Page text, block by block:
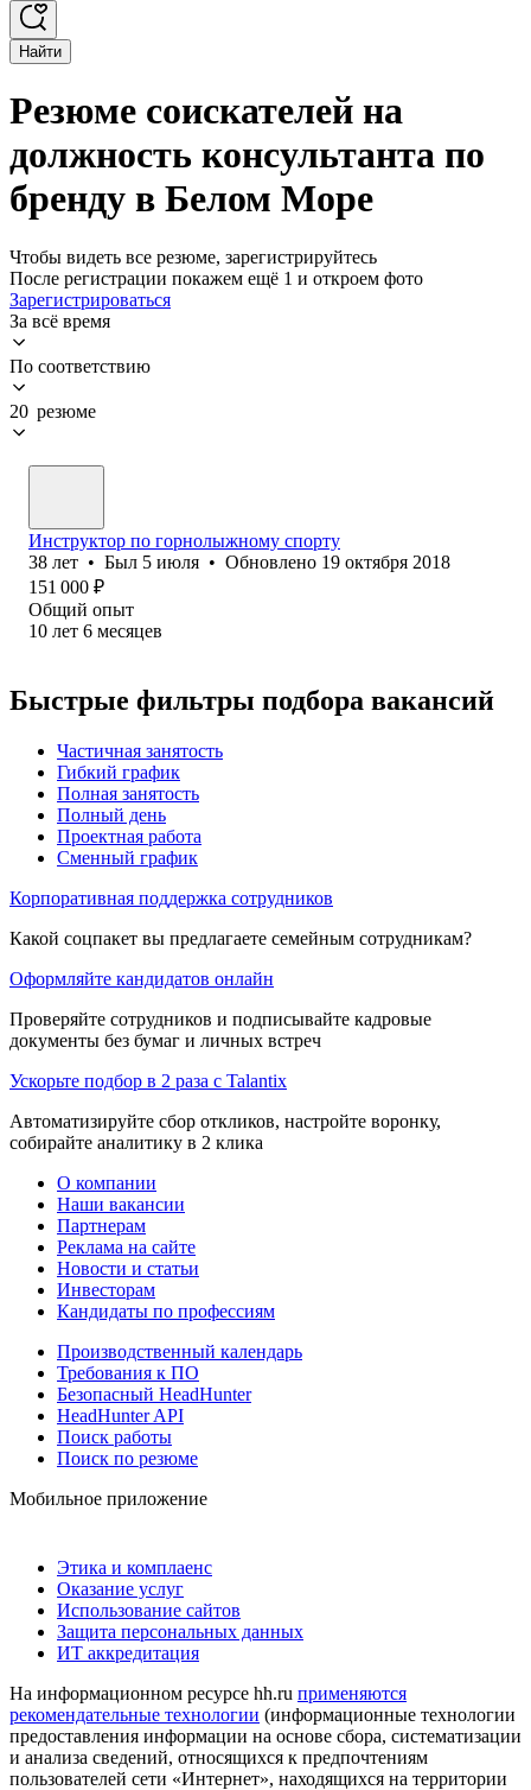
Найти
Резюме соискателей на
должность консультанта по
бренду в Белом Море
Чтобы видеть все резюме, зарегистрируйтесь
После регистрации покажем ещё 1 и откроем фото
Зарегистрироваться
За всё время
По соответствию
20 резюме
Инструктор по горнолыжному спорту
38 лет • Был 5 июля • Обновлено 19 октября 2018
151 000 ₽
Общий опыт
10 лет 6 месяцев
Быстрые фильтры подбора вакансий
Частичная занятость
Гибкий график
Полная занятость
Полный день
Проектная работа
Сменный график
Корпоративная поддержка сотрудников
Какой соцпакет вы предлагаете семейным сотрудникам?
Оформляйте кандидатов онлайн
Проверяйте сотрудников и подписывайте кадровые
документы без бумаг и личных встреч
Ускорьте подбор в 2 раза с Talantix
Автоматизируйте сбор откликов, настройте воронку,
собирайте аналитику в 2 клика
О компании
Наши вакансии
Партнерам
Реклама на сайте
Новости и статьи
Инвесторам
Кандидаты по профессиям
Производственный календарь
Требования к ПО
Безопасный HeadHunter
HeadHunter API
Поиск работы
Поиск по резюме
Мобильное приложение
Этика и комплаенс
Оказание услуг
Использование сайтов
Защита персональных данных
ИТ аккредитация
На информационном ресурсе hh.ru применяются
рекомендательные технологии (информационные технологии
предоставления информации на основе сбора, систематизации
и анализа сведений, относящихся к предпочтениям
пользователей сети «Интернет», находящихся на территории